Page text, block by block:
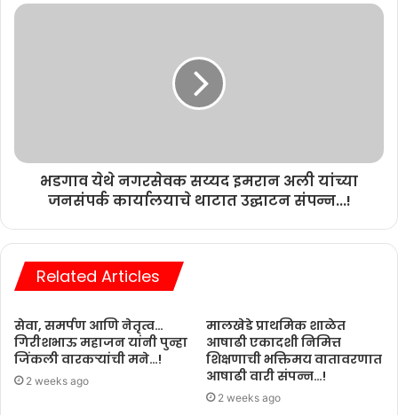
भडगाव येथे नगरसेवक सय्यद इमरान अली यांच्या
जनसंपर्क कार्यालयाचे थाटात उद्घाटन संपन्न...!
Related Articles
सेवा, समर्पण आणि नेतृत्व…
गिरीशभाऊ महाजन यांनी पुन्हा
जिंकली वारकऱ्यांची मने…!
2 weeks ago
मालखेडे प्राथमिक शाळेत
आषाढी एकादशी निमित्त
शिक्षणाची भक्तिमय वातावरणात
आषाढी वारी संपन्न…!
2 weeks ago